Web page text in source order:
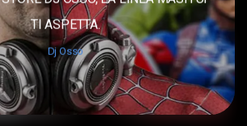
TI ASPETTA.
Dj Osso